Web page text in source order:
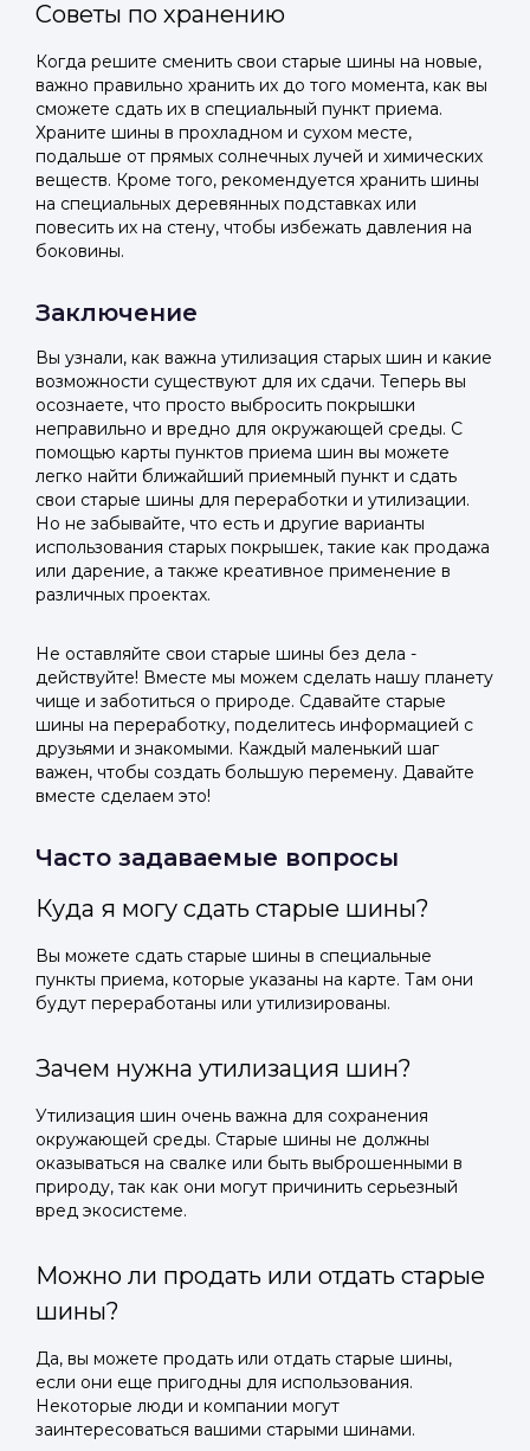
Советы по хранению
Когда решите сменить свои старые шины на новые,
важно правильно хранить их до того момента, как вы
сможете сдать их в специальный пункт приема.
Храните шины в прохладном и сухом месте,
подальше от прямых солнечных лучей и химических
веществ. Кроме того, рекомендуется хранить шины
на специальных деревянных подставках или
повесить их на стену, чтобы избежать давления на
боковины.
Заключение
Вы узнали, как важна утилизация старых шин и какие
возможности существуют для их сдачи. Теперь вы
осознаете, что просто выбросить покрышки
неправильно и вредно для окружающей среды. С
помощью карты пунктов приема шин вы можете
легко найти ближайший приемный пункт и сдать
свои старые шины для переработки и утилизации.
Но не забывайте, что есть и другие варианты
использования старых покрышек, такие как продажа
или дарение, а также креативное применение в
различных проектах.
Не оставляйте свои старые шины без дела -
действуйте! Вместе мы можем сделать нашу планету
чище и заботиться о природе. Сдавайте старые
шины на переработку, поделитесь информацией с
друзьями и знакомыми. Каждый маленький шаг
важен, чтобы создать большую перемену. Давайте
вместе сделаем это!
Часто задаваемые вопросы
Куда я могу сдать старые шины?
Вы можете сдать старые шины в специальные
пункты приема, которые указаны на карте. Там они
будут переработаны или утилизированы.
Зачем нужна утилизация шин?
Утилизация шин очень важна для сохранения
окружающей среды. Старые шины не должны
оказываться на свалке или быть выброшенными в
природу, так как они могут причинить серьезный
вред экосистеме.
Можно ли продать или отдать старые
шины?
Да, вы можете продать или отдать старые шины,
если они еще пригодны для использования.
Некоторые люди и компании могут
заинтересоваться вашими старыми шинами.